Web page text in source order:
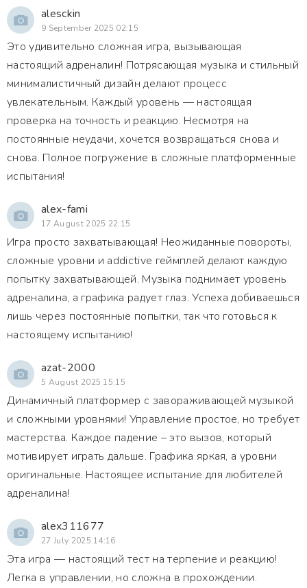
alesckin
9 September 2025 02:15
Это удивительно сложная игра, вызывающая
настоящий адреналин! Потрясающая музыка и стильный
минималистичный дизайн делают процесс
увлекательным. Каждый уровень — настоящая
проверка на точность и реакцию. Несмотря на
постоянные неудачи, хочется возвращаться снова и
снова. Полное погружение в сложные платформенные
испытания!
alex-fami
17 August 2025 22:15
Игра просто захватывающая! Неожиданные повороты,
сложные уровни и addictive геймплей делают каждую
попытку захватывающей. Музыка поднимает уровень
адреналина, а графика радует глаз. Успеха добиваешься
лишь через постоянные попытки, так что готовься к
настоящему испытанию!
azat-2000
5 August 2025 15:15
Динамичный платформер с завораживающей музыкой
и сложными уровнями! Управление простое, но требует
мастерства. Каждое падение – это вызов, который
мотивирует играть дальше. Графика яркая, а уровни
оригинальные. Настоящее испытание для любителей
адреналина!
alex311677
27 July 2025 14:16
Эта игра — настоящий тест на терпение и реакцию!
Легка в управлении, но сложна в прохождении.